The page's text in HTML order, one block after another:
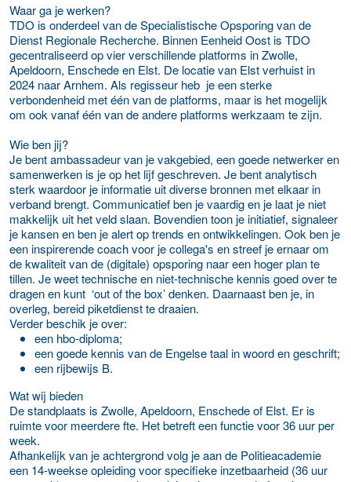
Waar ga je werken?
TDO is onderdeel van de Specialistische Opsporing van de
Dienst Regionale Recherche. Binnen Eenheid Oost is TDO
gecentraliseerd op vier verschillende platforms in Zwolle,
Apeldoorn, Enschede en Elst. De locatie van Elst verhuist in
2024 naar Arnhem. Als regisseur heb je een sterke
verbondenheid met één van de platforms, maar is het mogelijk
om ook vanaf één van de andere platforms werkzaam te zijn.
Wie ben jij?
Je bent ambassadeur van je vakgebied, een goede netwerker en
samenwerken is je op het lijf geschreven. Je bent analytisch
sterk waardoor je informatie uit diverse bronnen met elkaar in
verband brengt. Communicatief ben je vaardig en je laat je niet
makkelijk uit het veld slaan. Bovendien toon je initiatief, signaleer
je kansen en ben je alert op trends en ontwikkelingen. Ook ben je
een inspirerende coach voor je collega's en streef je ernaar om
de kwaliteit van de (digitale) opsporing naar een hoger plan te
tillen. Je weet technische en niet-technische kennis goed over te
dragen en kunt ‘out of the box’ denken. Daarnaast ben je, in
overleg, bereid piketdienst te draaien.
Verder beschik je over:
een hbo-diploma;
een goede kennis van de Engelse taal in woord en geschrift;
een rijbewijs B.
Wat wij bieden
De standplaats is Zwolle, Apeldoorn, Enschede of Elst. Er is
ruimte voor meerdere fte. Het betreft een functie voor 36 uur per
week.
Afhankelijk van je achtergrond volg je aan de Politieacademie
een 14-weekse opleiding voor specifieke inzetbaarheid (36 uur